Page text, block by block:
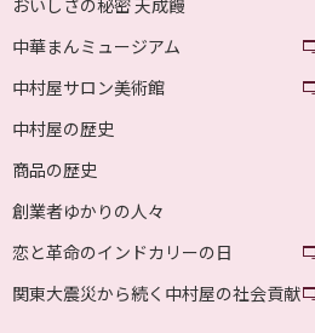
おいしさの秘密 天成饅
中華まんミュージアム
中村屋サロン美術館
中村屋の歴史
商品の歴史
創業者ゆかりの人々
恋と革命のインドカリーの日
関東大震災から続く中村屋の社会貢献